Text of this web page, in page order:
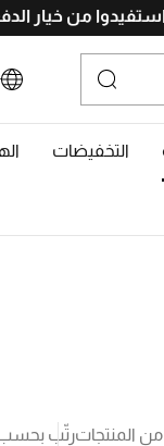
استفيدوا من
التخفيضات
رتّب